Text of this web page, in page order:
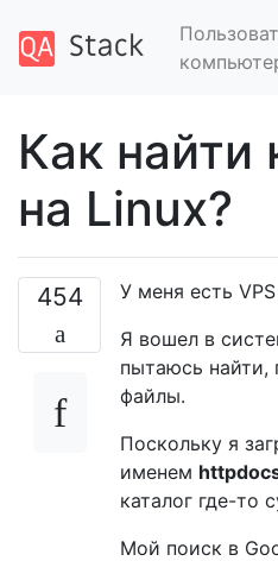
Как найти
на Linux?
454 У меня есть
Я вошел в
пытаюсь найти,
файлы.
Поскольку я
именем
каталог где-то
Мой поиск в